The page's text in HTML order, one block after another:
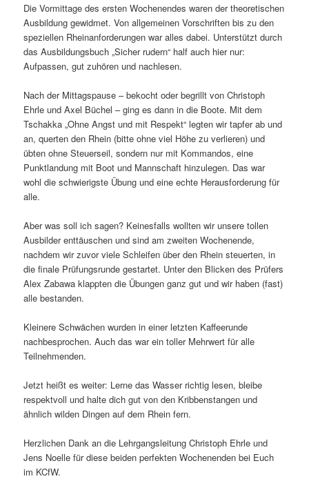
Die Vormittage des ersten Wochenendes waren der theoretischen
Ausbildung gewidmet. Von allgemeinen Vorschriften bis zu den
speziellen Rheinanforderungen war alles dabei. Unterstützt durch
das Ausbildungsbuch „Sicher rudern“ half auch hier nur:
Aufpassen, gut zuhören und nachlesen.
Nach der Mittagspause – bekocht oder begrillt von Christoph
Ehrle und Axel Büchel – ging es dann in die Boote. Mit dem
Tschakka „Ohne Angst und mit Respekt“ legten wir tapfer ab und
an, querten den Rhein (bitte ohne viel Höhe zu verlieren) und
übten ohne Steuerseil, sondern nur mit Kommandos, eine
Punktlandung mit Boot und Mannschaft hinzulegen. Das war
wohl die schwierigste Übung und eine echte Herausforderung für
alle.
Aber was soll ich sagen? Keinesfalls wollten wir unsere tollen
Ausbilder enttäuschen und sind am zweiten Wochenende,
nachdem wir zuvor viele Schleifen über den Rhein steuerten, in
die finale Prüfungsrunde gestartet. Unter den Blicken des Prüfers
Alex Zabawa klappten die Übungen ganz gut und wir haben (fast)
alle bestanden.
Kleinere Schwächen wurden in einer letzten Kaffeerunde
nachbesprochen. Auch das war ein toller Mehrwert für alle
Teilnehmenden.
Jetzt heißt es weiter: Lerne das Wasser richtig lesen, bleibe
respektvoll und halte dich gut von den Kribbenstangen und
ähnlich wilden Dingen auf dem Rhein fern.
Herzlichen Dank an die Lehrgangsleitung Christoph Ehrle und
Jens Noelle für diese beiden perfekten Wochenenden bei Euch
im KCfW.